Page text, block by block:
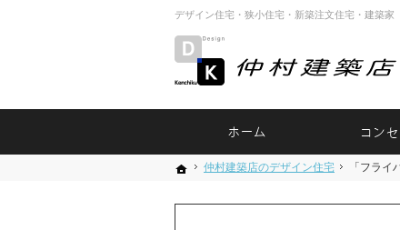
ホーム
仲村建築店のデザイン住宅 「フラ
デザイン住宅・狭小住宅・新築注文住宅・建築家
ホーム
仲村建築店のデザイン住宅 「フライ